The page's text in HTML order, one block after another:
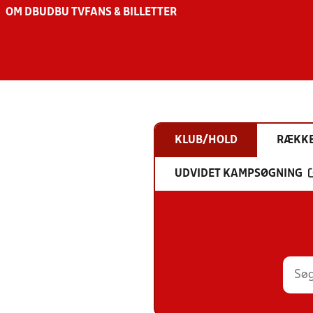
OM DBU DBU TV FANS & BILLETTER
KLUB/HOLD
UDVIDET KAMPSØGNING